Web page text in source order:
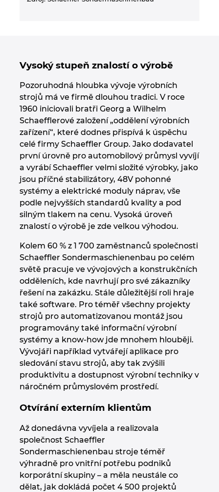
Vysoký stupeň znalostí o výrobě
Pozoruhodná hloubka vývoje výrobních
strojů má ve firmě dlouhou tradici. V roce
1960 iniciovali bratři Georg a Wilhelm
Schaefflerové založení „oddělení výrobních
zařízení“, které dodnes přispívá k úspěchu
celé firmy Schaeffler Group. Jako dodavatel
první úrovně pro automobilový průmysl vyvíjí
a vyrábí Schaeffler velmi složité výrobky, jako
jsou příčné stabilizátory, 48V pohonné
systémy a elektrické moduly náprav, vše
podle nejvyšších standardů kvality a pod
silným tlakem na cenu. Vysoká úroveň
znalostí o výrobě je zde velkou výhodou.
Kolem 60 % z 1 700 zaměstnanců společnosti
Schaeffler Sondermaschienenbau po celém
světě pracuje ve vývojových a konstrukčních
odděleních, kde navrhují pro své zákazníky
řešení na zakázku. Stále důležitější roli hraje
také software. Pro téměř všechny projekty
strojů pro automatizovanou montáž jsou
programovány také informační výrobní
systémy a know-how jde mnohem hlouběji.
Vývojáři například vytvářejí aplikace pro
sledování stavu strojů, aby tak zvýšili
produktivitu a dostupnost výrobní techniky v
náročném průmyslovém prostředí.
Otvírání externím klientům
Až donedávna vyvíjela a realizovala
společnost Schaeffler
Sondermaschienenbau stroje téměř
výhradně pro vnitřní potřebu podniků
korporátní skupiny – a měla neustále co
dělat, jak dokládá počet 4 500 projektů
Velká Británie